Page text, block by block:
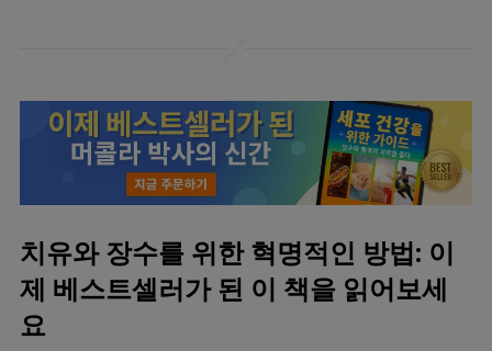
치유와 장수를 위한 혁명적인 방법: 이
제 베스트셀러가 된 이 책을 읽어보세
요